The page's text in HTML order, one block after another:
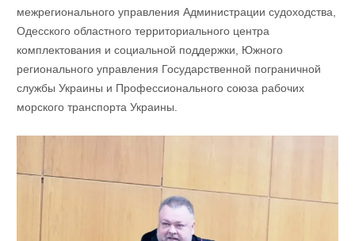
межрегионального управления Администрации судоходства,
Одесского областного территориального центра
комплектования и социальной поддержки, Южного
регионального управления Государственной пограничной
службы Украины и Профессионального союза рабочих
морского транспорта Украины.